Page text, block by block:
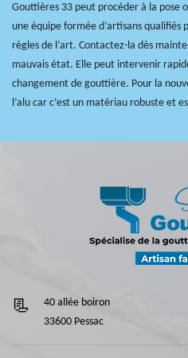
Gouttières 33 peut procéder à la pose
une équipe formée d’artisans qualifiés
règles de l’art. Contactez-la dès
mauvais état. Elle peut intervenir
changement de gouttière. Pour la
l’alu car c’est un matériau robuste et
40 allée boiron
33600 Pessac